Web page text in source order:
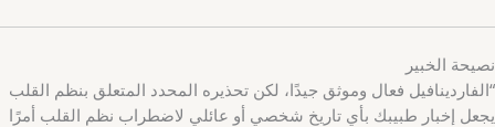
نصيحة الخبير
“الفاردينافيل فعال وموثق جيدًا، لكن تحذيره المحدد المتعلق بنظم القلب
يجعل إخبار طبيبك بأي تاريخ شخصي أو عائلي لاضطراب نظم القلب أمرًا